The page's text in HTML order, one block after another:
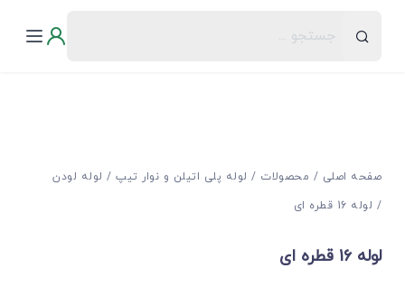
صفحه اصلی محصولات لوله پلی اتیلن و نوار تیپ
لوله لودن
لوله 16 قطره ای
لوله 16 قطره ای